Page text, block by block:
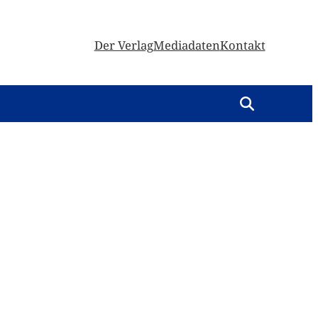
Der VerlagMediadatenKontakt